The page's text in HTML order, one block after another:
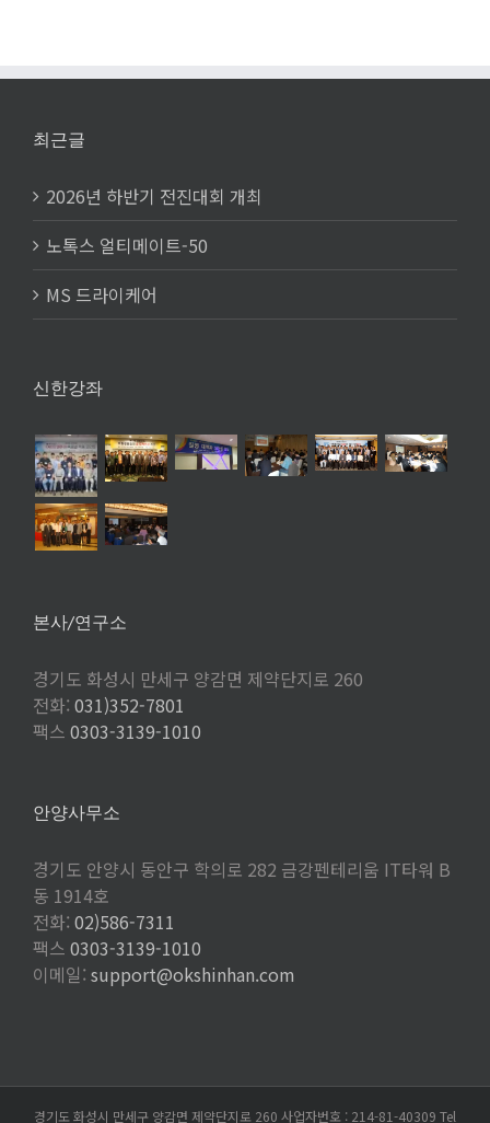
최근글
2026년 하반기 전진대회 개최
노톡스 얼티메이트-50
MS 드라이케어
신한강좌
본사/연구소
경기도 화성시 만세구 양감면 제약단지로 260
전화: 031)352-7801
팩스 0303-3139-1010
안양사무소
경기도 안양시 동안구 학의로 282 금강펜테리움 IT타워 B
동 1914호
전화: 02)586-7311
팩스 0303-3139-1010
이메일: support@okshinhan.com
경기도 화성시 만세구 양감면 제약단지로 260 사업자번호 : 214-81-40309 Tel